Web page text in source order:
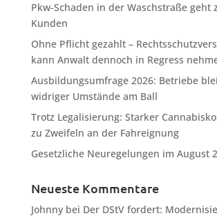
Pkw-Schaden in der Waschstraße geht
Kunden
Ohne Pflicht gezahlt –
kann Anwalt dennoch in Regress
Ausbildungsumfrage 2026: Betriebe
widriger Umstände am Ball
Trotz Legalisierung: Starker
zu Zweifeln an der Fahreignung
Gesetzliche Neuregelungen im August
Neueste Kommentare
Johnnybei Der DStV fordert: